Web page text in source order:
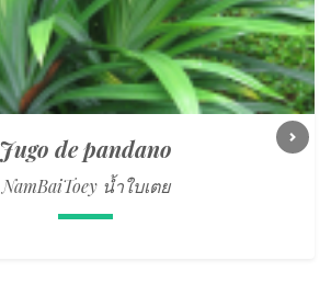
Jugo de pandano
NamBaiToey น้ำใบเตย
Next